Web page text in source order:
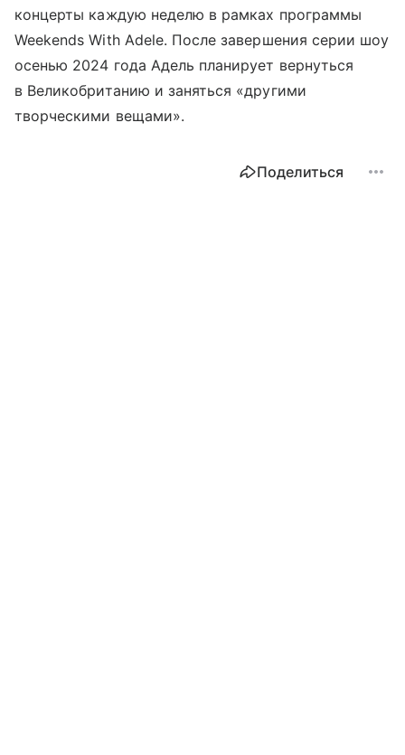
концерты каждую неделю в рамках программы
Weekends With Adele. После завершения серии шоу
осенью 2024 года Адель планирует вернуться
в Великобританию и заняться «другими
творческими вещами».
Поделиться